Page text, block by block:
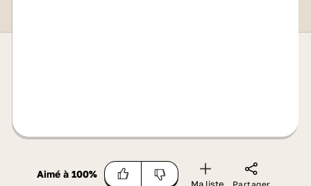
Aimé à 100%